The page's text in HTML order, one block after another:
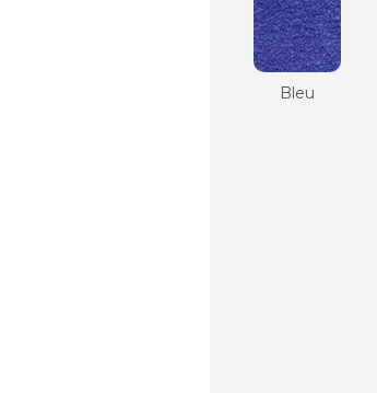
Bleu